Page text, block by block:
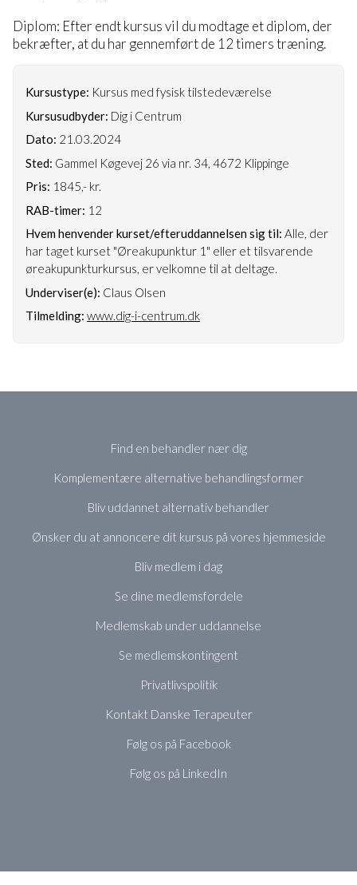
Diplom: Efter endt kursus vil du modtage et diplom, der
bekræfter, at du har gennemført de 12 timers træning.
Kursustype: Kursus med fysisk tilstedeværelse
Kursusudbyder: Dig i Centrum
Dato: 21.03.2024
Sted: Gammel Køgevej 26 via nr. 34, 4672 Klippinge
Pris: 1845,- kr.
RAB-timer: 12
Hvem henvender kurset/efteruddannelsen sig til: Alle, der
har taget kurset "Øreakupunktur 1" eller et tilsvarende
øreakupunkturkursus, er velkomne til at deltage.
Underviser(e): Claus Olsen
Tilmelding: www.dig-i-centrum.dk
Find en behandler nær dig
Komplementære alternative behandlingsformer
Bliv uddannet alternativ behandler
Ønsker du at annoncere dit kursus på vores hjemmeside
Bliv medlem i dag
Se dine medlemsfordele
Medlemskab under uddannelse
Se medlemskontingent
Privatlivspolitik
Kontakt Danske Terapeuter
Følg os på Facebook
Følg os på LinkedIn